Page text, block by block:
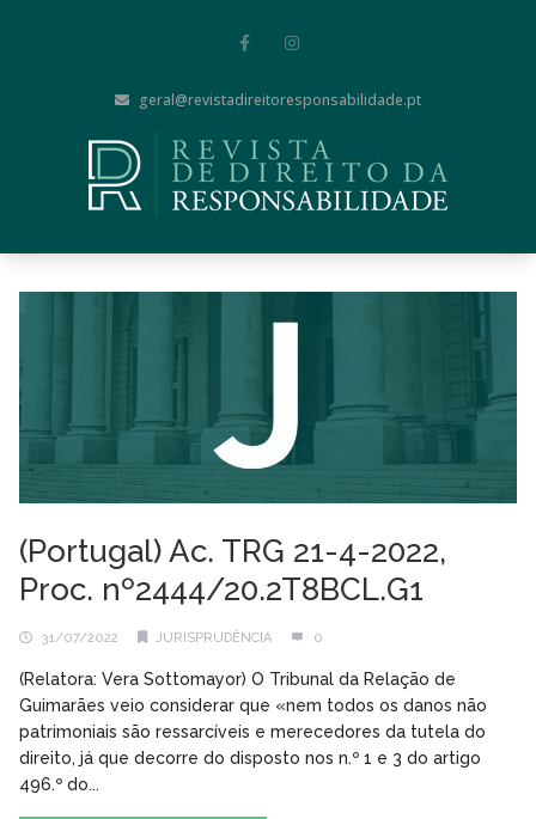
geral@revistadireitoresponsabilidade.pt
(Portugal) Ac. TRG 21-4-2022,
Proc. nº2444/20.2T8BCL.G1
31/07/2022 JURISPRUDÊNCIA 0
(Relatora: Vera Sottomayor) O Tribunal da Relação de
Guimarães veio considerar que «nem todos os danos não
patrimoniais são ressarcíveis e merecedores da tutela do
direito, já que decorre do disposto nos n.º 1 e 3 do artigo
496.º do...